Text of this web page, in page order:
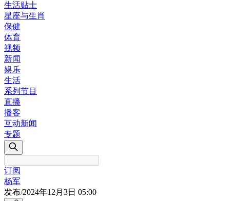
生活贴士
星座与生肖
保健
体育
视频
新闻
娱乐
生活
系列节目
直播
播客
互动新闻
专题
订阅
杨军
发布/2024年12月3日 05:00